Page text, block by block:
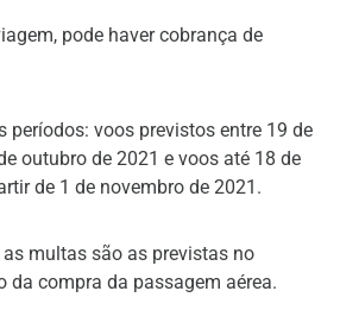
pode haver cobrança de
períodos: voos previstos entre 19 de
outubro de 2021 e voos até 18 de
de 1 de novembro de 2021.
multas são as previstas no
da compra da passagem aérea.